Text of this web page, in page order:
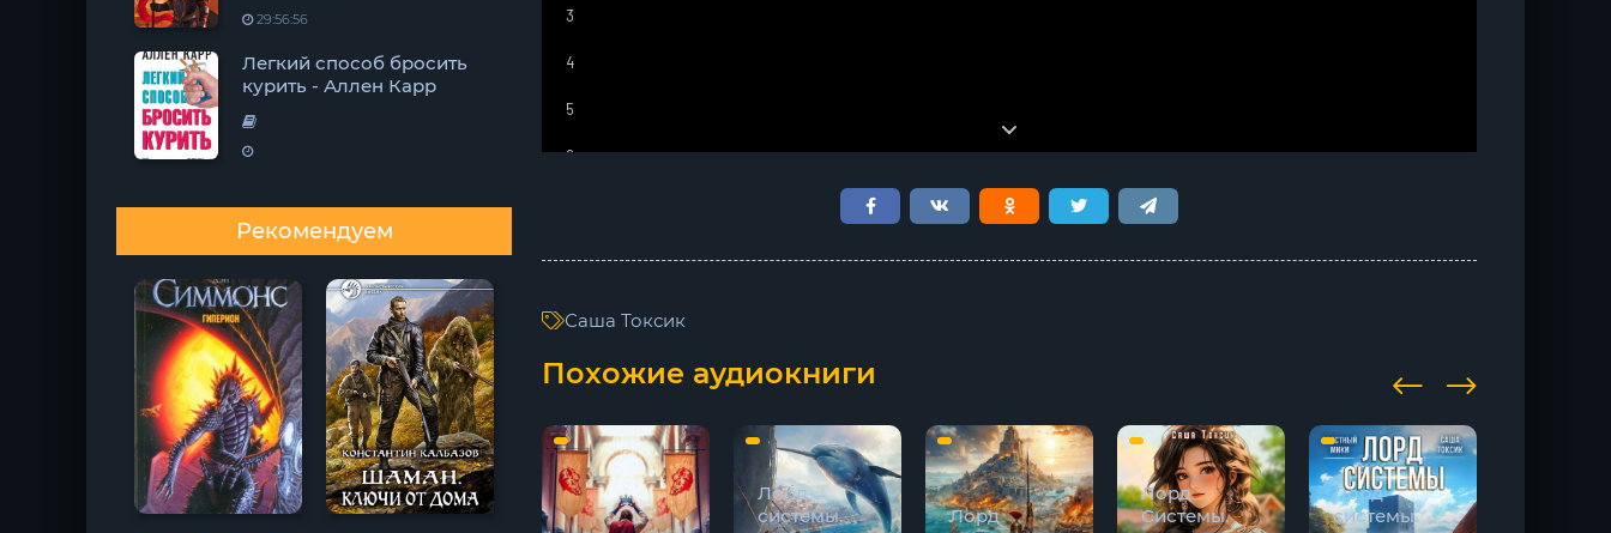
29:56:56
Легкий способ бросить
курить - Аллен Карр
Рекомендуем
3
4
5
6
11
12
13
Саша Токсик
Похожие аудиокниги
Лорд
системы.
Лорд
Лорд
Системы.
Лорд
системы.